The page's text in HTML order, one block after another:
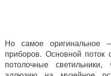
Но самое оригинальное
приборов. Основной поток
потолочные